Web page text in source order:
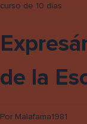
curso de 10 días
de la
Por Malafama1981